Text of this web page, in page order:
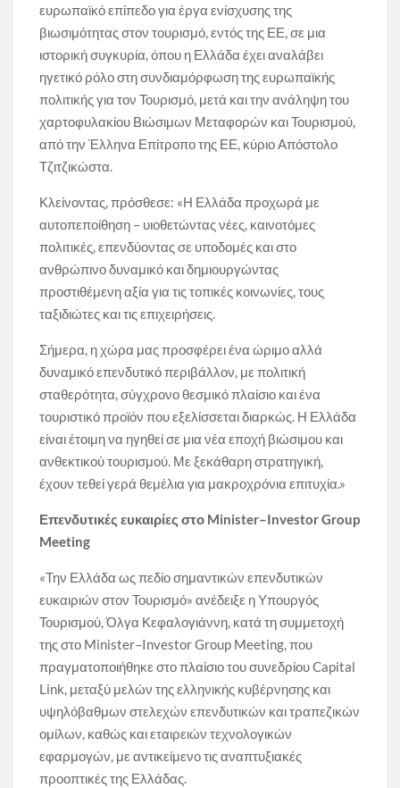
ευρωπαϊκό επίπεδο για έργα ενίσχυσης της
βιωσιμότητας στον τουρισμό, εντός της ΕΕ, σε μια
ιστορική συγκυρία, όπου η Ελλάδα έχει αναλάβει
ηγετικό ρόλο στη συνδιαμόρφωση της ευρωπαϊκής
πολιτικής για τον Τουρισμό, μετά και την ανάληψη του
χαρτοφυλακίου Βιώσιμων Μεταφορών και Τουρισμού,
από την Έλληνα Επίτροπο της ΕΕ, κύριο Απόστολο
Τζιτζικώστα.
Κλείνοντας, πρόσθεσε: «Η Ελλάδα προχωρά με
αυτοπεποίθηση – υιοθετώντας νέες, καινοτόμες
πολιτικές, επενδύοντας σε υποδομές και στο
ανθρώπινο δυναμικό και δημιουργώντας
προστιθέμενη αξία για τις τοπικές κοινωνίες, τους
ταξιδιώτες και τις επιχειρήσεις.
Σήμερα, η χώρα μας προσφέρει ένα ώριμο αλλά
δυναμικό επενδυτικό περιβάλλον, με πολιτική
σταθερότητα, σύγχρονο θεσμικό πλαίσιο και ένα
τουριστικό προϊόν που εξελίσσεται διαρκώς. Η Ελλάδα
είναι έτοιμη να ηγηθεί σε μια νέα εποχή βιώσιμου και
ανθεκτικού τουρισμού. Με ξεκάθαρη στρατηγική,
έχουν τεθεί γερά θεμέλια για μακροχρόνια επιτυχία.»
Επενδυτικές ευκαιρίες στο Minister–Investor Group
Meeting
«Την Ελλάδα ως πεδίο σημαντικών επενδυτικών
ευκαιριών στον Τουρισμό» ανέδειξε η Υπουργός
Τουρισμού, Όλγα Κεφαλογιάννη, κατά τη συμμετοχή
της στο Minister–Investor Group Meeting, που
πραγματοποιήθηκε στο πλαίσιο του συνεδρίου Capital
Link, μεταξύ μελών της ελληνικής κυβέρνησης και
υψηλόβαθμων στελεχών επενδυτικών και τραπεζικών
ομίλων, καθώς και εταιρειών τεχνολογικών
εφαρμογών, με αντικείμενο τις αναπτυξιακές
προοπτικές της Ελλάδας.